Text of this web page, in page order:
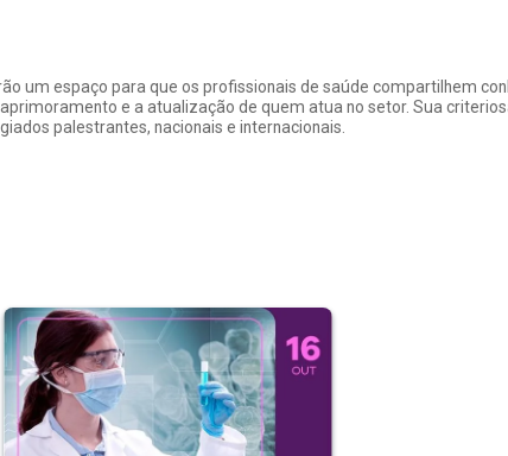
um espaço para que os profissionais de saúde compartilhem
e a atualização de quem atua no setor. Sua
palestrantes, nacionais e internacionais.